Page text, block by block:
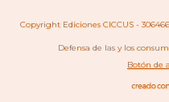
Copyright Ediciones CICCUS -
Defensa de las y los
Botón de